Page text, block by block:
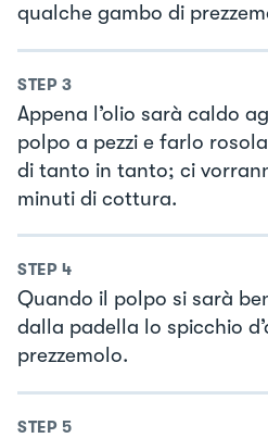
qualche gambo di
STEP 3
Appena l’olio sarà caldo
polpo a pezzi e farlo
di tanto in tanto; ci
minuti di cottura.
STEP 4
Quando il polpo si sarà
dalla padella lo spicchio
prezzemolo.
STEP 5